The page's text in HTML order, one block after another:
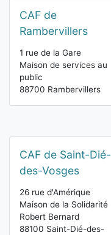
CAF de
Rambervillers
1 rue de la Gare
Maison de services au
public
88700 Rambervillers
CAF de Saint-Dié-
des-Vosges
26 rue d'Amérique
Maison de la Solidarité
Robert Bernard
88100 Saint-Dié-des-